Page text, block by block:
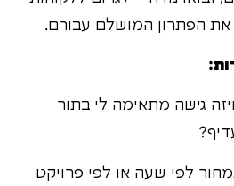
הפתרון המושלם עבורם.
גישה מתאימה לי בתור
לפי שעה או לפי פרויקט